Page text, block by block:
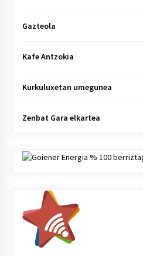
Gazteola
Kafe Antzokia
Kurkuluxetan umegunea
Zenbat Gara elkartea